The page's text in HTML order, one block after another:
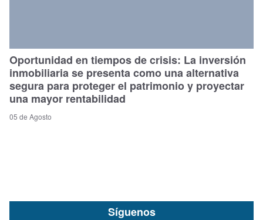
Oportunidad en tiempos de crisis: La inversión
inmobiliaria se presenta como una alternativa
segura para proteger el patrimonio y proyectar
una mayor rentabilidad
05 de Agosto
Síguenos